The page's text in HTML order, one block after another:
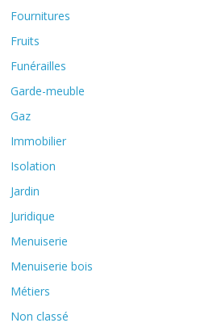
Fournitures
Fruits
Funérailles
Garde-meuble
Gaz
Immobilier
Isolation
Jardin
Juridique
Menuiserie
Menuiserie bois
Métiers
Non classé